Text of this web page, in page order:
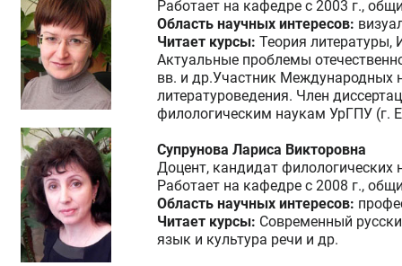
Работает на кафедре с 2003 г.,
Область научных интересов:
Читает курсы:Теория литературы,
Актуальные проблемы
вв. и др.Участник
литературоведения. Член
филологическим наукам УрГПУ (г.
Супрунова Лариса Викторовна
Доцент, кандидат филологических
Работает на кафедре с 2008 г.,
Область научных интересов:
Читает курсы: Современный
язык и культура речи и др.